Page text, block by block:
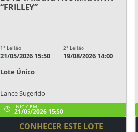
“FRILLEY”
1° Leilão
21/05/2026 15:50
2° Leilão
19/08/2026 14:00
Lote Único
Lance Sugerido
INICIA EM
21/05/2026 15:50
CONHECER ESTE LOTE